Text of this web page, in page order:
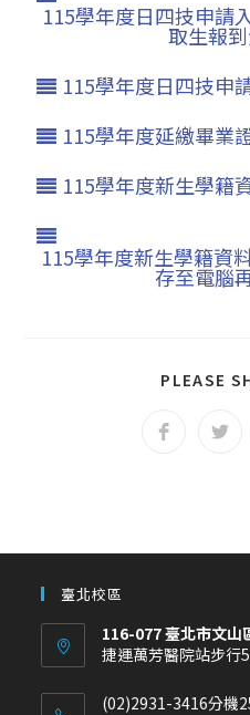
115學年度日四技申請
取生報
115學年度日四技申
115學年度延繳畢業
115學年度新生學籍
115學年度新生學籍資
存至電腦
PLEASE
臺北校區
116-077 臺北市文山
捷運萬芳醫院站步行
(02)2931-3416分機